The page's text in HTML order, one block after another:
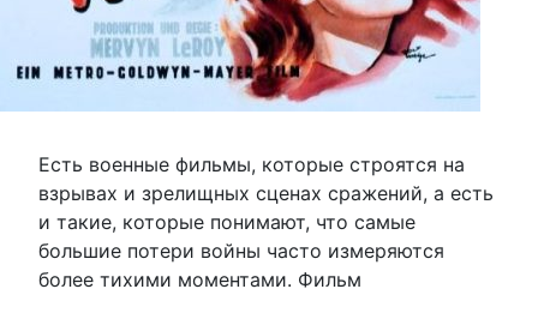
Есть военные фильмы, которые строятся на
взрывах и зрелищных сценах сражений, а есть
и такие, которые понимают, что самые
большие потери войны часто измеряются
более тихими моментами. Фильм